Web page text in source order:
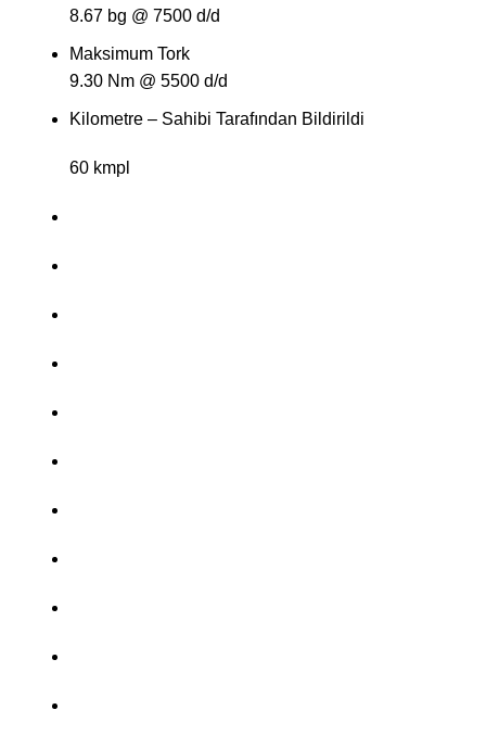
8.67 bg @ 7500 d/d
Maksimum Tork
9.30 Nm @ 5500 d/d
Kilometre – Sahibi Tarafından Bildirildi
60 kmpl